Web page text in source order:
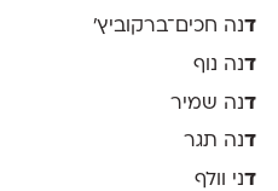
דנה חכים־ברקוביץ׳
דנה נוף
דנה שמיר
דנה תגר
דני וולף